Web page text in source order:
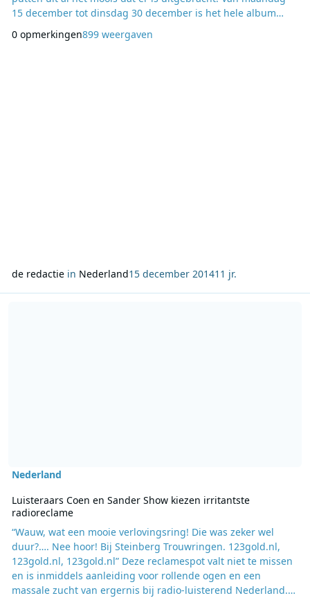
15 december tot dinsdag 30 december is het hele album
van onder andere Leo Blokhuis, Rob Stenders, Kluun, Jan
0 opmerkingen899 weergaven
de redactiein Nederland15 december 201411 jr.
Nederland
Luisteraars Coen en Sander Show kiezen irritantste
radioreclame
“Wauw, wat een mooie verlovingsring! Die was zeker wel
duur?…. Nee hoor! Bij Steinberg Trouwringen. 123gold.nl,
123gold.nl, 123gold.nl” Deze reclamespot valt niet te missen
en is inmiddels aanleiding voor rollende ogen en een
massale zucht van ergernis bij radio-luisterend Nederland.